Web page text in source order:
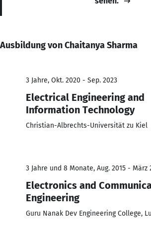
Ausbildung von Chaitanya Sharma
3 Jahre, Okt. 2020 - Sep. 2023
Electrical Engineering and
Information Technology
Christian-Albrechts-Universität zu Kiel
3 Jahre und 8 Monate, Aug. 2015 - März
Electronics and
Engineering
Guru Nanak Dev Engineering College,